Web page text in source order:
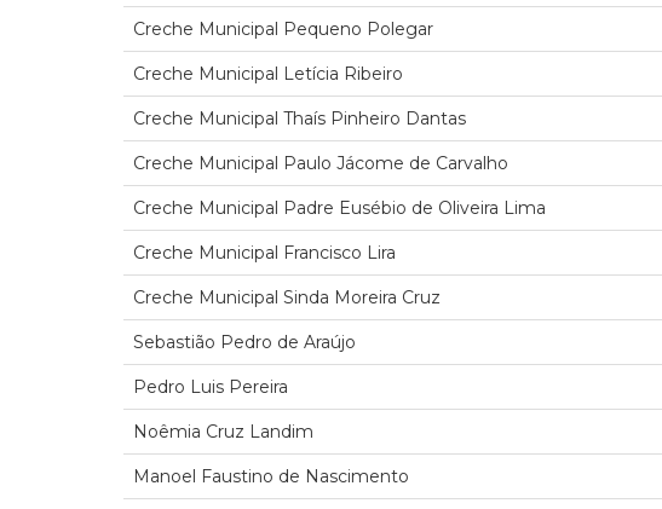
Creche Municipal Pequeno Polegar
Creche Municipal Letícia Ribeiro
Creche Municipal Thaís Pinheiro Dantas
Creche Municipal Paulo Jácome de Carvalho
Creche Municipal Padre Eusébio de Oliveira Lima
Creche Municipal Francisco Lira
Creche Municipal Sinda Moreira Cruz
Sebastião Pedro de Araújo
Pedro Luis Pereira
Noêmia Cruz Landim
Manoel Faustino de Nascimento